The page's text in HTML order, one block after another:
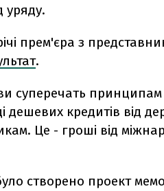
уряду.
прем'єра з
.
суперечать
дешевих кредитів від
Це - гроші від
створено проект